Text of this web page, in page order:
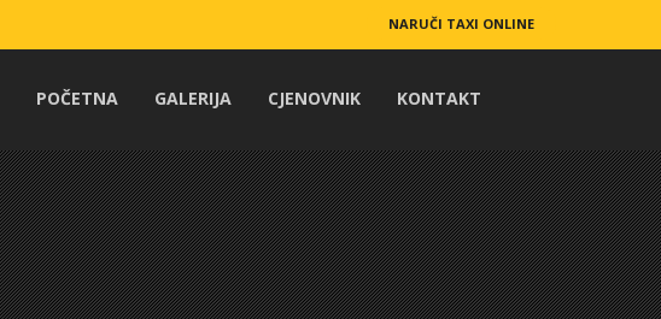
NARUČI TAXI ONLINE
POČETNA GALERIJA CJENOVNIK KONTAKT